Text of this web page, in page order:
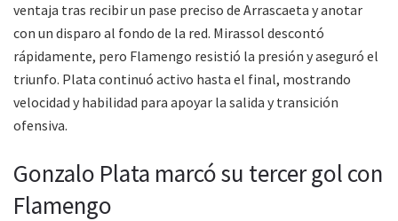
ventaja tras recibir un pase preciso de Arrascaeta y anotar
con un disparo al fondo de la red. Mirassol descontó
rápidamente, pero Flamengo resistió la presión y aseguró el
triunfo. Plata continuó activo hasta el final, mostrando
velocidad y habilidad para apoyar la salida y transición
ofensiva.
Gonzalo Plata marcó su tercer gol con
Flamengo